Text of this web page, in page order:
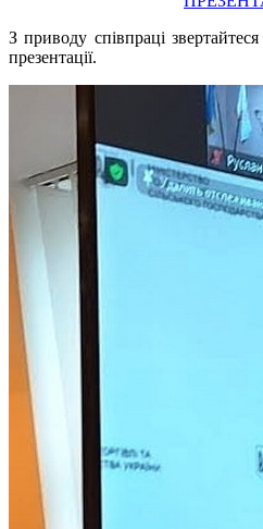
З приводу співпраці
презентації.